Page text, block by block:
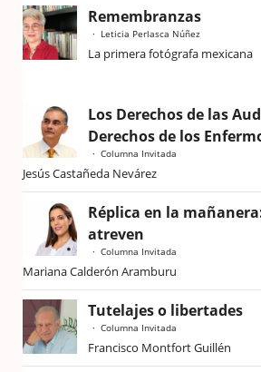
Remembranzas
Leticia Perlasca Núñez
La primera fotógrafa mexicana
Los Derechos de las
Derechos de los
Columna Invitada
Jesús Castañeda Nevárez
Réplica en la
atreven
Columna Invitada
Mariana Calderón Aramburu
Tutelajes o libertades
Columna Invitada
Francisco Montfort Guillén